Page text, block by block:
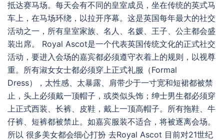
抵达赛马场。每天会有不同的皇室成员，坐在传统的英式马
车上，在马场环绕，以拉开序幕。这是英国每年最大的社交
活动之一，所有皇室家族、名人、名媛、王子、公主都会盛
装出席。 Royal Ascot是一个代表英国传统文化的正式社交
活动，要进入会场的嘉宾都必须遵守衣着上的规则，以视尊
重。所有淑女女士都必须穿上正式礼服（Formal
Dress），太性感、太暴露、肩带少于一寸宽和短裙都被禁
止，头上必须戴一顶帽子，或类似头饰；绅士男生都必须穿
上正式西装、长裤、皮鞋，戴上一顶高帽子。所有拖鞋、牛
仔裤、短裤都被禁止。如嘉宾服装不适合，将被逐离会场。
所以 很多美女都会细心打扮 去Royal Ascot 目前对21世纪